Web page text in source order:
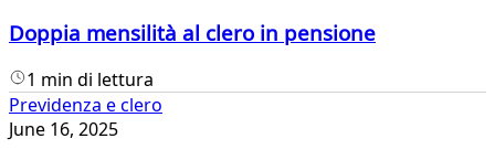
Doppia mensilità al clero in pensione
1 min di lettura
Previdenza e clero
June 16, 2025